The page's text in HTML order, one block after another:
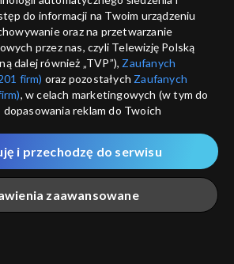
Rozmowy z Andrzejem
Doboszem
Wilam Horzyca
Rozmowy z Andrzejem
Doboszem
Kazimierz Junosza-
do informacji na Twoim urządzeniu
oraz na przetwarzanie
przez nas, czyli Telewizję Polską
dalej również „TVP”), Zaufanych
firm) oraz pozostałych Zaufanych
, w celach marketingowych (w tym do
reklam do Twoich
a także zgody na udostępnianie
PPID do Google.
zbierane podczas odwiedzania przez
serwisówzwanych dalej
zapisywane za pomocą
zaawansowane
i przechodzę do serwisu